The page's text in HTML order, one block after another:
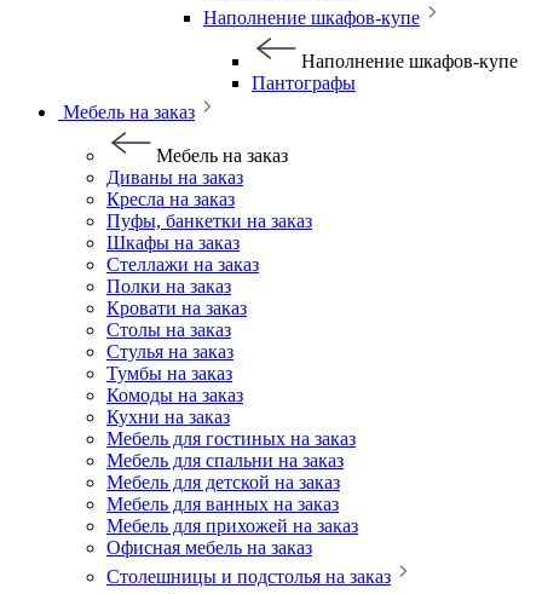
Наполнение шкафов-купе
Наполнение шкафов-купе
Пантографы
Мебель на заказ
Мебель на заказ
Диваны на заказ
Кресла на заказ
Пуфы, банкетки на заказ
Шкафы на заказ
Стеллажи на заказ
Полки на заказ
Кровати на заказ
Столы на заказ
Стулья на заказ
Тумбы на заказ
Комоды на заказ
Кухни на заказ
Мебель для гостиных на заказ
Мебель для спальни на заказ
Мебель для детской на заказ
Мебель для ванных на заказ
Мебель для прихожей на заказ
Офисная мебель на заказ
Столешницы и подстолья на заказ